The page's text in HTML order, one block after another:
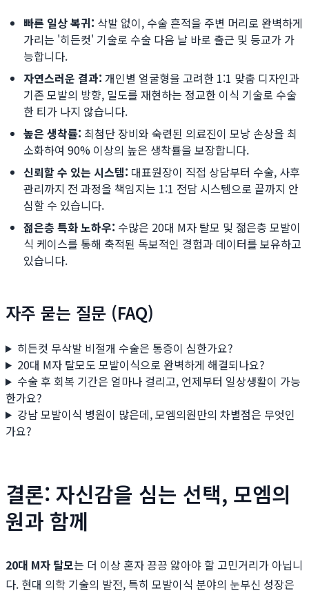
빠른 일상 복귀: 삭발 없이, 수술 흔적을 주변 머리로 완벽하게
가리는 '히든컷' 기술로 수술 다음 날 바로 출근 및 등교가 가
능합니다.
자연스러운 결과: 개인별 얼굴형을 고려한 1:1 맞춤 디자인과
기존 모발의 방향, 밀도를 재현하는 정교한 이식 기술로 수술
한 티가 나지 않습니다.
높은 생착률: 최첨단 장비와 숙련된 의료진이 모낭 손상을 최
소화하여 90% 이상의 높은 생착률을 보장합니다.
신뢰할 수 있는 시스템: 대표원장이 직접 상담부터 수술, 사후
관리까지 전 과정을 책임지는 1:1 전담 시스템으로 끝까지 안
심할 수 있습니다.
젊은층 특화 노하우: 수많은 20대 M자 탈모 및 젊은층 모발이
식 케이스를 통해 축적된 독보적인 경험과 데이터를 보유하고
있습니다.
자주 묻는 질문 (FAQ)
히든컷 무삭발 비절개 수술은 통증이 심한가요?
20대 M자 탈모도 모발이식으로 완벽하게 해결되나요?
수술 후 회복 기간은 얼마나 걸리고, 언제부터 일상생활이 가능
한가요?
강남 모발이식 병원이 많은데, 모엠의원만의 차별점은 무엇인
가요?
결론: 자신감을 심는 선택, 모엠의
원과 함께
20대 M자 탈모는 더 이상 혼자 끙끙 앓아야 할 고민거리가 아닙니
다. 현대 의학 기술의 발전, 특히 모발이식 분야의 눈부신 성장은